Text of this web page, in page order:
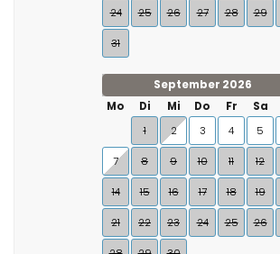
24 25 26 27 28 29
31
September 2026
Mo
Di Mi Do Fr Sa
1
2 3 4 5
7 8 9 10 11 12
14 15 16 17 18 19
21 22 23 24 25 26